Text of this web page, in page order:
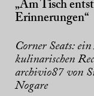
„Am Tisch
Erinnerungen“
Corner Seats:
kulinarischen
archivio87 von
Nogare